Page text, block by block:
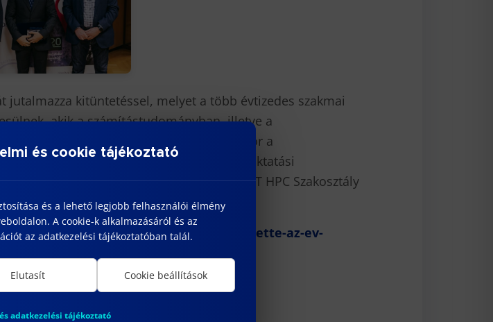
jutalmazza kitüntetéssel, melyet a több évtizedes szakmai
akik a számítástudományban, illetve a
értek el. Prof. Dr. Szénási Sándor a
vezetője. Több mint 20 éves felsőoktatási
oktatásában szerezte meg. Az NJSZT HPC Szakosztály
szakembereket-dijazott-es-kituntette-az-ev-
és cookie tájékoztató
és a lehető legjobb felhasználói élmény
A cookie-k alkalmazásáról és az
az adatkezelési tájékoztatóban talál.
Elutasít Cookie beállítások
adatkezelési tájékoztató